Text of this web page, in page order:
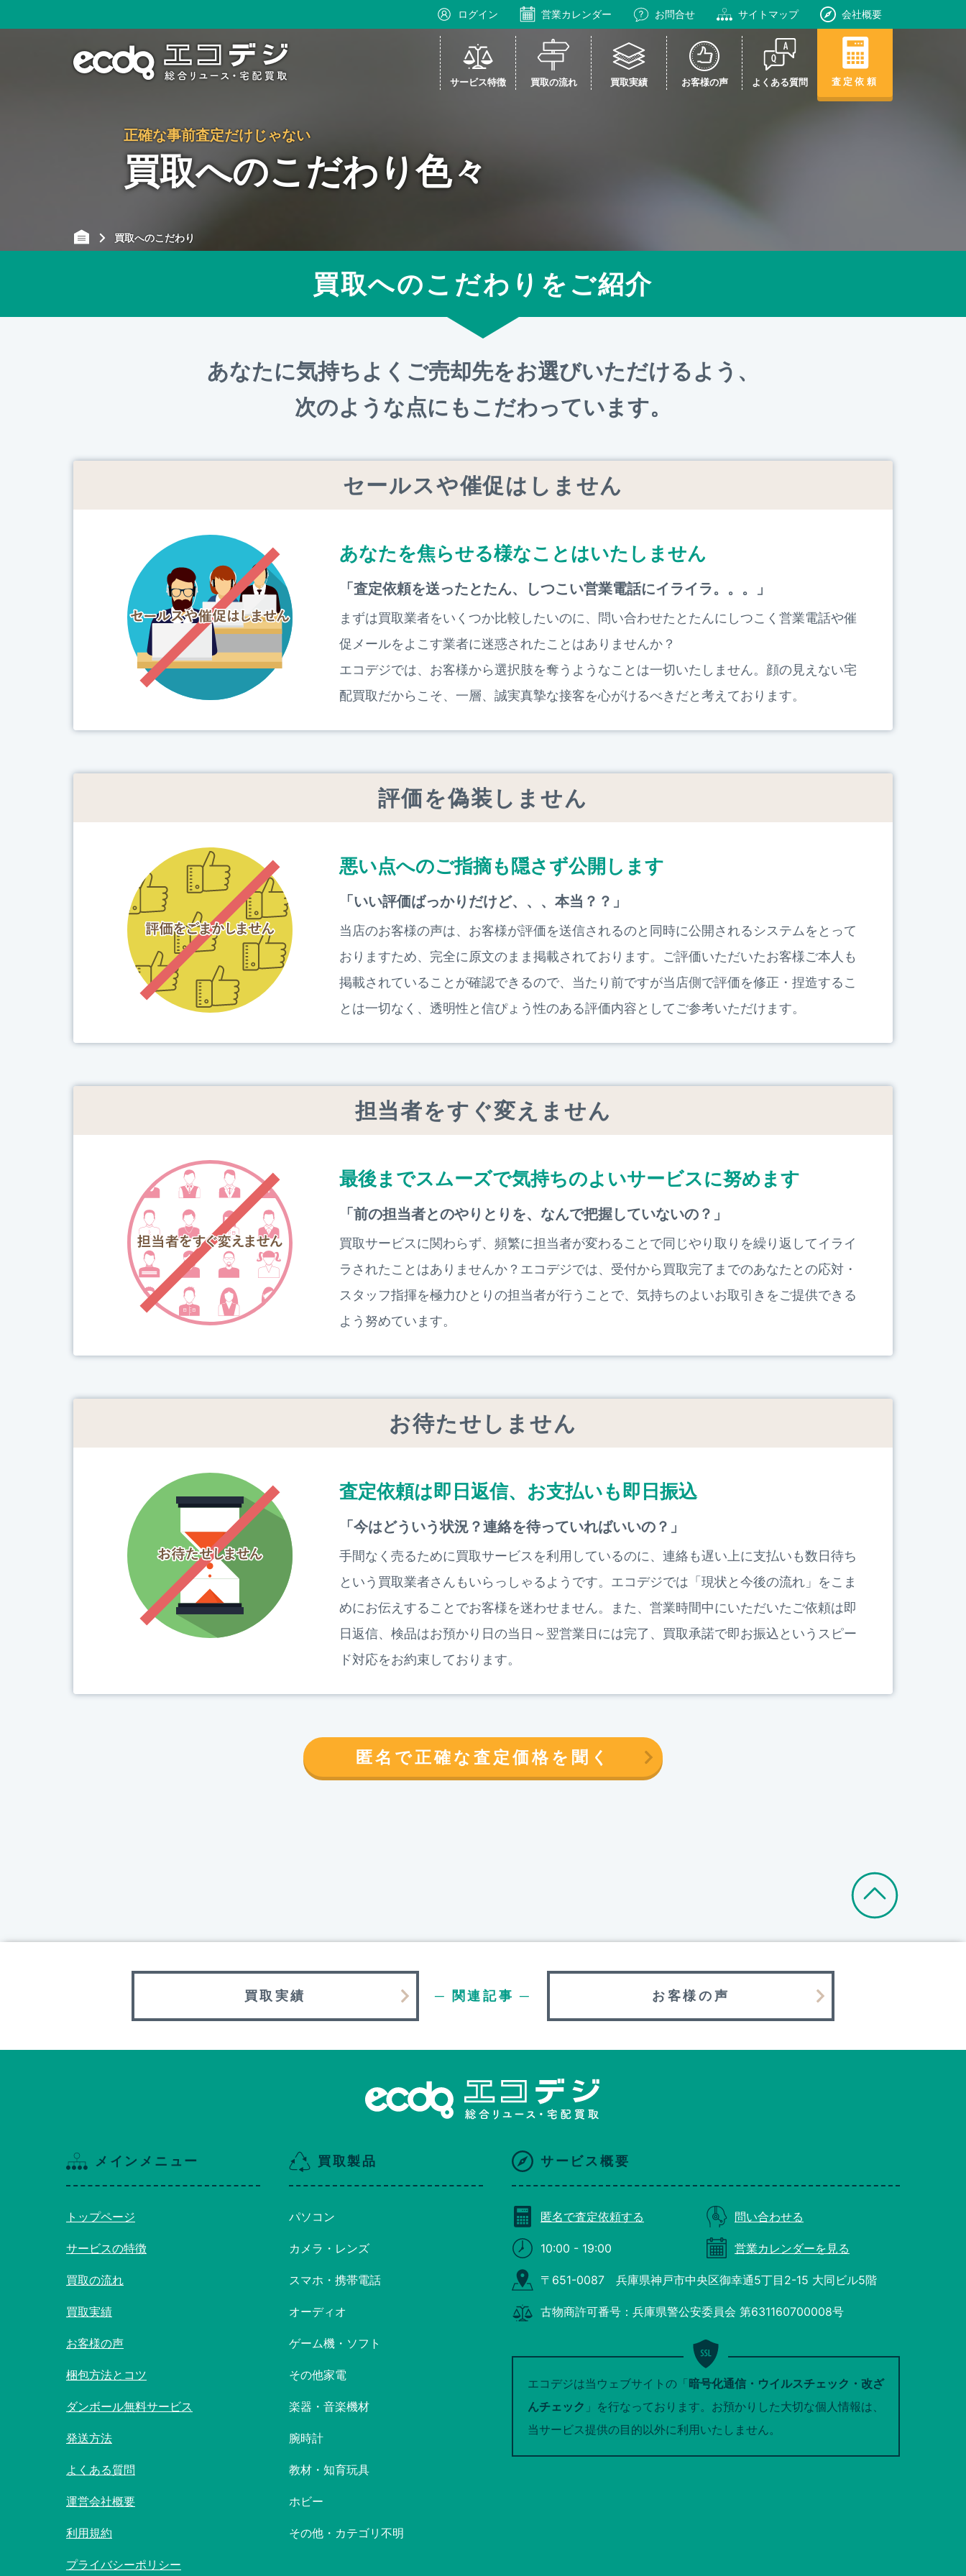
ログイン 営業カレンダー お問合せ サイトマップ 会社概要
サービス特徴 買取の流れ 買取実績 お客様の声 よくある質問 査定依頼
正確な事前査定だけじゃない
買取へのこだわり色々
買取へのこだわり
買取へのこだわりをご紹介
あなたに気持ちよくご売却先をお選びいただけるよう、
次のような点にもこだわっています。
セールスや催促はしません
あなたを焦らせる様なことはいたしません
「査定依頼を送ったとたん、しつこい営業電話にイライラ。。。」
まずは買取業者をいくつか比較したいのに、問い合わせたとたんにしつこく営業電話や催
促メールをよこす業者に迷惑されたことはありませんか？
エコデジでは、お客様から選択肢を奪うようなことは一切いたしません。顔の見えない宅
配買取だからこそ、一層、誠実真摯な接客を心がけるべきだと考えております。
評価を偽装しません
悪い点へのご指摘も隠さず公開します
「いい評価ばっかりだけど、、、本当？？」
当店のお客様の声は、お客様が評価を送信されるのと同時に公開されるシステムをとって
おりますため、完全に原文のまま掲載されております。ご評価いただいたお客様ご本人も
掲載されていることが確認できるので、当たり前ですが当店側で評価を修正・捏造するこ
とは一切なく、透明性と信ぴょう性のある評価内容としてご参考いただけます。
担当者をすぐ変えません
最後までスムーズで気持ちのよいサービスに努めます
「前の担当者とのやりとりを、なんで把握していないの？」
買取サービスに関わらず、頻繁に担当者が変わることで同じやり取りを繰り返してイライ
ラされたことはありませんか？エコデジでは、受付から買取完了までのあなたとの応対・
スタッフ指揮を極力ひとりの担当者が行うことで、気持ちのよいお取引きをご提供できる
よう努めています。
お待たせしません
査定依頼は即日返信、お支払いも即日振込
「今はどういう状況？連絡を待っていればいいの？」
手間なく売るために買取サービスを利用しているのに、連絡も遅い上に支払いも数日待ち
という買取業者さんもいらっしゃるようです。エコデジでは「現状と今後の流れ」をこま
めにお伝えすることでお客様を迷わせません。また、営業時間中にいただいたご依頼は即
日返信、検品はお預かり日の当日～翌営業日には完了、買取承諾で即お振込というスピー
ド対応をお約束しております。
匿名で正確な査定価格を聞く
買取実績 ─ 関連記事 ─ お客様の声
メインメニュー
トップページ
サービスの特徴
買取の流れ
買取実績
お客様の声
梱包方法とコツ
ダンボール無料サービス
発送方法
よくある質問
運営会社概要
利用規約
プライバシーポリシー
買取製品
パソコン
カメラ・レンズ
スマホ・携帯電話
オーディオ
ゲーム機・ソフト
その他家電
楽器・音楽機材
腕時計
教材・知育玩具
ホビー
その他・カテゴリ不明
サービス概要
匿名で査定依頼する 問い合わせる
10:00 - 19:00 営業カレンダーを見る
〒651-0087 兵庫県神戸市中央区御幸通5丁目2-15 大同ビル5階
古物商許可番号：兵庫県警公安委員会 第631160700008号
エコデジは当ウェブサイトの「暗号化通信・ウイルスチェック・改ざ
んチェック 」を行なっております。お預かりした大切な個人情報は、
当サービス提供の目的以外に利用いたしません。